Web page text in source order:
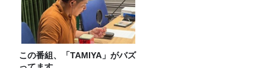
この番組、「TAMIYA」がバズ